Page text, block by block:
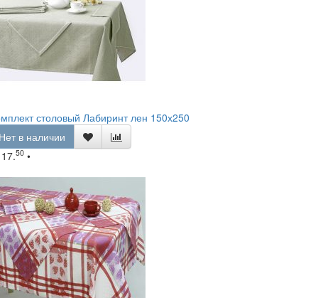
столовый Лабиринт лен 150х250
в наличии
50 •